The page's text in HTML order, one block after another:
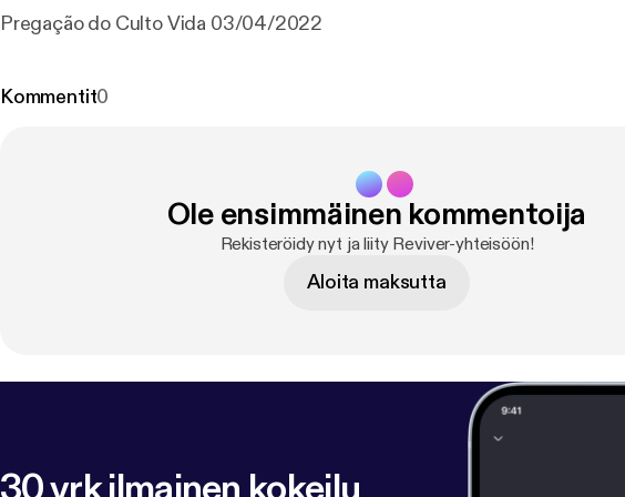
Pregação do Culto Vida 03/04/2022
Kommentit0
Ole ensimmäinen kommentoija
Rekisteröidy nyt ja liity Reviver-yhteisöön!
Aloita maksutta